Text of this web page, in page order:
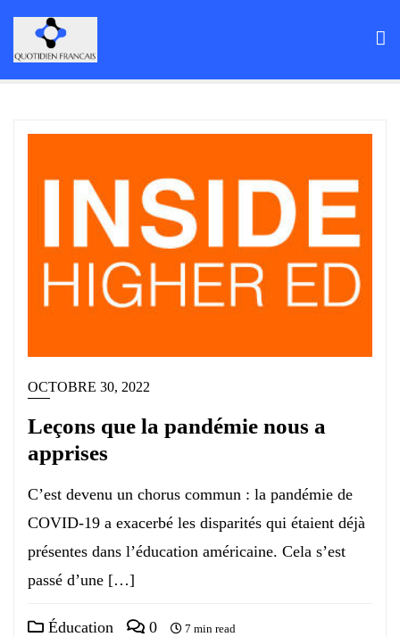
Skip
OCTOBRE 30, 2022
Leçons que la pandémie nous a
apprises
C’est devenu un chorus commun : la pandémie de
COVID-19 a exacerbé les disparités qui étaient déjà
présentes dans l’éducation américaine. Cela s’est
passé d’une […]
Éducation 0 7 min read